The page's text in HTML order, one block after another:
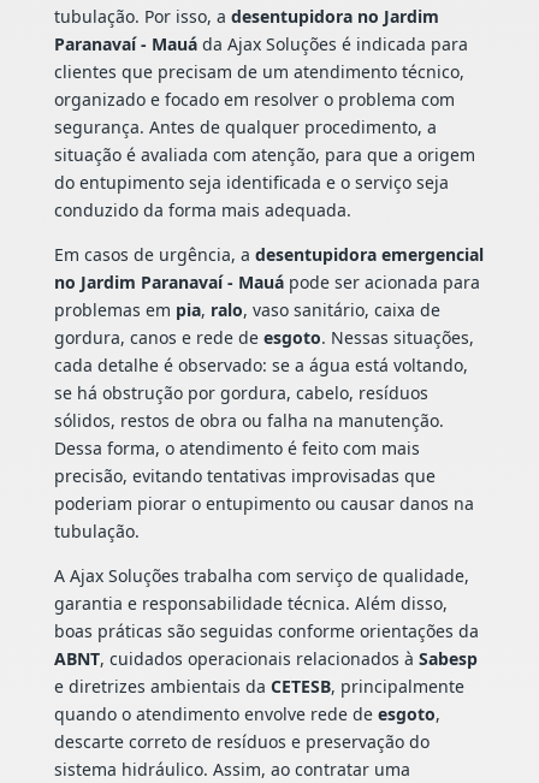
tubulação. Por isso, a desentupidora no Jardim
Paranavaí - Mauáda Ajax Soluções é indicada para
clientes que precisam de um atendimento técnico,
organizado e focado em resolver o problema com
segurança. Antes de qualquer procedimento, a
situação é avaliada com atenção, para que a origem
do entupimento seja identificada e o serviço seja
conduzido da forma mais adequada.
Em casos de urgência, a desentupidora emergencial
no Jardim Paranavaí - Mauápode ser acionada para
problemas em pia, ralo, vaso sanitário, caixa de
gordura, canos e rede de esgoto. Nessas situações,
cada detalhe é observado: se a água está voltando,
se há obstrução por gordura, cabelo, resíduos
sólidos, restos de obra ou falha na manutenção.
Dessa forma, o atendimento é feito com mais
precisão, evitando tentativas improvisadas que
poderiam piorar o entupimento ou causar danos na
tubulação.
A Ajax Soluções trabalha com serviço de qualidade,
garantia e responsabilidade técnica. Além disso,
boas práticas são seguidas conforme orientações da
ABNT, cuidados operacionais relacionados à Sabesp
e diretrizes ambientais da CETESB, principalmente
quando o atendimento envolve rede de esgoto,
descarte correto de resíduos e preservação do
sistema hidráulico. Assim, ao contratar uma